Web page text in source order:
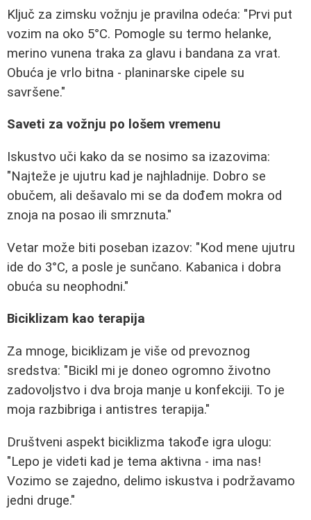
Ključ za zimsku vožnju je pravilna odeća: "Prvi put
vozim na oko 5°C. Pomogle su termo helanke,
merino vunena traka za glavu i bandana za vrat.
Obuća je vrlo bitna - planinarske cipele su
savršene."
Saveti za vožnju po lošem vremenu
Iskustvo uči kako da se nosimo sa izazovima:
"Najteže je ujutru kad je najhladnije. Dobro se
obučem, ali dešavalo mi se da dođem mokra od
znoja na posao ili smrznuta."
Vetar može biti poseban izazov: "Kod mene ujutru
ide do 3°C, a posle je sunčano. Kabanica i dobra
obuća su neophodni."
Biciklizam kao terapija
Za mnoge, biciklizam je više od prevoznog
sredstva: "Bicikl mi je doneo ogromno životno
zadovoljstvo i dva broja manje u konfekciji. To je
moja razbibriga i antistres terapija."
Društveni aspekt biciklizma takođe igra ulogu:
"Lepo je videti kad je tema aktivna - ima nas!
Vozimo se zajedno, delimo iskustva i podržavamo
jedni druge."